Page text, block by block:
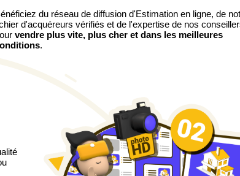
du réseau de diffusion d'Estimation en ligne, de
d'acquéreurs vérifiés et de l'expertise de nos
vendre plus vite, plus cher et dans les meilleures
.